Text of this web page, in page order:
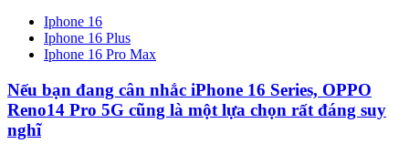
Iphone 16
Iphone 16 Plus
Iphone 16 Pro Max
Nếu bạn đang cân nhắc iPhone 16 Series, OPPO
Reno14 Pro 5G cũng là một lựa chọn rất đáng suy
nghĩ